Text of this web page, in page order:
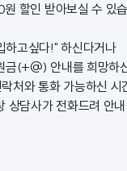
할인 받아보실 수 있
하고싶다!" 하신다거나
금(+@) 안내를 희망하
처와 통화 가능하신 시
상담사가 전화드려 안